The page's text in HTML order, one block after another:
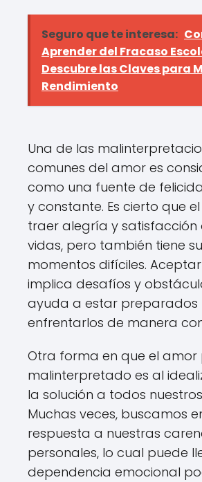
Seguro que te interesa:
Aprender del Fracaso
Descubre las Claves para
Rendimiento
Una de las
comunes del amor es
como una fuente de
y constante. Es cierto que
traer alegría y satisfacción
vidas, pero también tiene
momentos difíciles.
implica desafíos y
ayuda a estar preparados
enfrentarlos de manera
Otra forma en que el amor
malinterpretado es al
la solución a todos
Muchas veces, buscamos
respuesta a nuestras
personales, lo cual puede
dependencia emocional